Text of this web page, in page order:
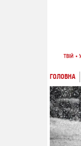
ГОЛОВНА